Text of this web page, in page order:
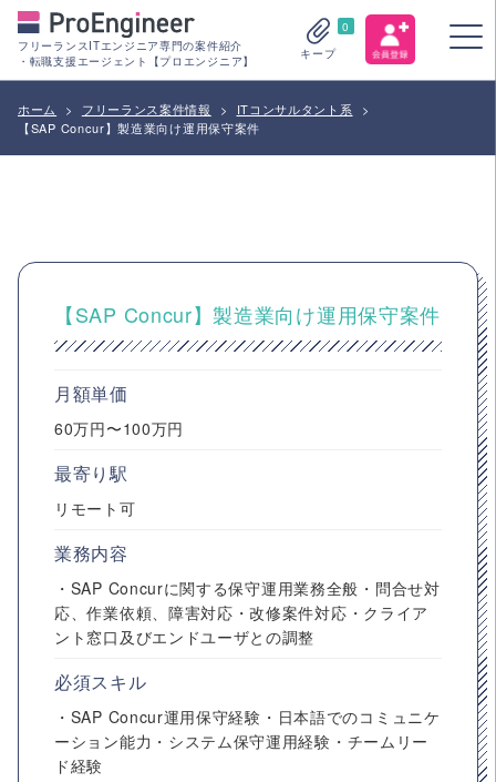
フリーランスITエンジニア専門の案件紹介
・転職支援エージェント【プロエンジニア】
0
キープ
ホーム > フリーランス案件情報 > ITコンサルタント系
>
【SAP Concur】製造業向け運用保守案件
【SAP Concur】製造業向け運用保守案件
月額単価
60万円〜100万円
最寄り駅
リモート可
業務内容
・SAP Concurに関する保守運用業務全般・問合せ対
応、作業依頼、障害対応・改修案件対応・クライア
ント窓口及びエンドユーザとの調整
必須スキル
・SAP Concur運用保守経験・日本語でのコミュニケ
ーション能力・システム保守運用経験・チームリー
ド経験